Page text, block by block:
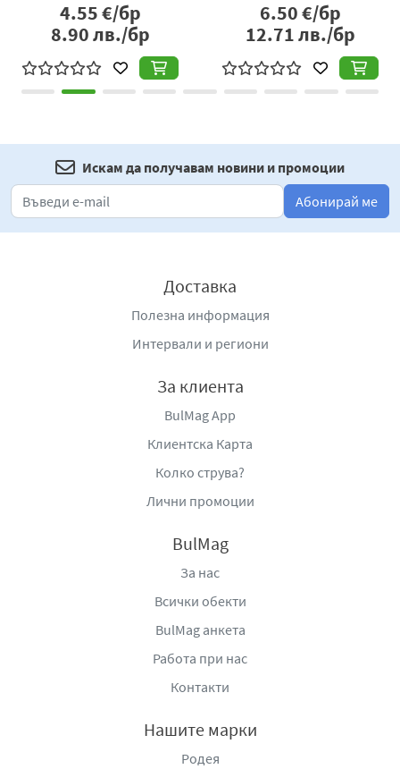
4.55€/бр
8.90лв./бр
6.50€/бр
12.71лв./бр
Искам да получавам новини и промоции
Абонирай ме
Доставка
Полезна информация
Интервали и региони
За клиента
BulMag App
Клиентска Карта
Колко струва?
Лични промоции
BulMag
За нас
Всички обекти
BulMag анкета
Работа при нас
Контакти
Нашите марки
Родея